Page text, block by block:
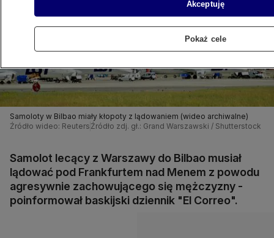
Samoloty w Bilbao miały kłopoty z lądowaniem (wideo archiwalne)
Źródło wideo: Reuters Źródło zdj. gł.: Grand Warszawski / Shutterstock
Samolot lecący z Warszawy do Bilbao musiał
lądować pod Frankfurtem nad Menem z powodu
agresywnie zachowującego się mężczyzny -
poinformował baskijski dziennik "El Correo".
Akceptuję
Pokaż cele